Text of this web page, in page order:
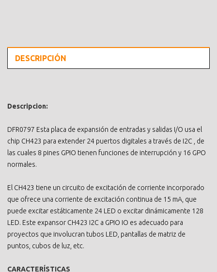
DESCRIPCIÓN
Descripcion:
DFR0797 Esta placa de expansión de entradas y salidas I/O usa el
chip CH423 para extender 24 puertos digitales a través de I2C , de
las cuales 8 pines GPIO tienen funciones de interrupción y 16 GPO
normales.
El CH423 tiene un circuito de excitación de corriente incorporado
que ofrece una corriente de excitación continua de 15 mA, que
puede excitar estáticamente 24 LED o excitar dinámicamente 128
LED. Este expansor CH423 I2C a GPIO IO es adecuado para
proyectos que involucran tubos LED, pantallas de matriz de
puntos, cubos de luz, etc.
CARACTERÍSTICAS